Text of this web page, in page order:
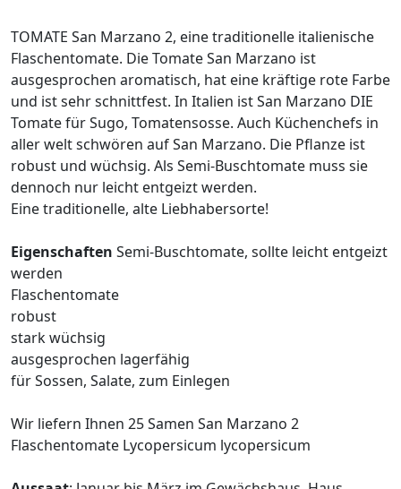
TOMATE San Marzano 2, eine traditionelle italienische
Flaschentomate. Die Tomate San Marzano ist
ausgesprochen aromatisch, hat eine kräftige rote Farbe
und ist sehr schnittfest. In Italien ist San Marzano DIE
Tomate für Sugo, Tomatensosse. Auch Küchenchefs in
aller welt schwören auf San Marzano. Die Pflanze ist
robust und wüchsig. Als Semi-Buschtomate muss sie
dennoch nur leicht entgeizt werden.
Eine traditionelle, alte Liebhabersorte!
Eigenschaften Semi-Buschtomate, sollte leicht entgeizt
werden
Flaschentomate
robust
stark wüchsig
ausgesprochen lagerfähig
für Sossen, Salate, zum Einlegen
Wir liefern Ihnen 25 Samen San Marzano 2
Flaschentomate Lycopersicum lycopersicum